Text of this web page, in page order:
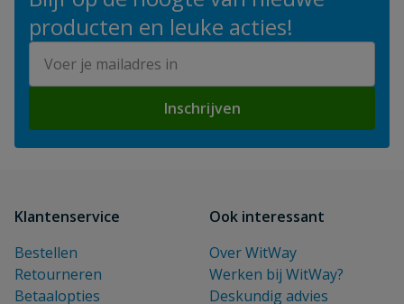
producten en leuke acties!
Inschrijven
Klantenservice
Bestellen
Retourneren
Betaalopties
Ook interessant
Over WitWay
Werken bij WitWay?
Deskundig advies